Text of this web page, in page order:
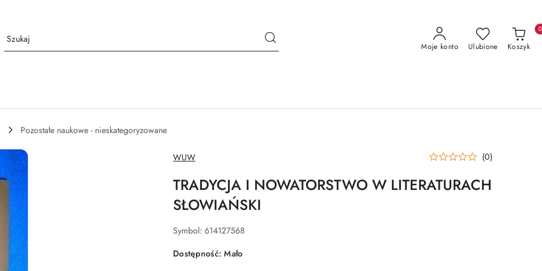
Moje konto Ulubione Koszyk
0
Pozostałe naukowe - nieskategoryzowane
NAZWA
PRODUCENTA:
WUW (0)
TRADYCJA I NOWATORSTWO W LITERATURACH
SŁOWIAŃSKI
Symbol: 614127568
Dostępność:Mało